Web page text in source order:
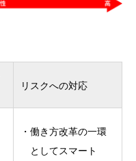
リスクへの対応
・ 働き方改革の一環
としてスマート